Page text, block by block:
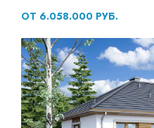
ОТ 6.058.000 РУБ.